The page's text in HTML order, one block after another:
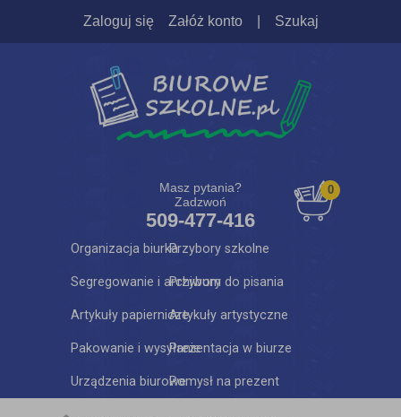
Zaloguj się Załóż konto Szukaj
Masz pytania?
Zadzwoń
509-477-416
0
Organizacja biurkaPrzybory szkolne
Segregowanie i archiwumPrzybory do pisania
Artykuły papierniczeArtykuły artystyczne
Pakowanie i wysyłaniePrezentacja w biurze
Urządzenia biurowePomysł na prezent